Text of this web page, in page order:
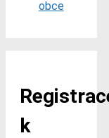
obce
k